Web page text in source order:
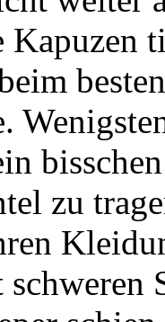
Kapuzen
zu